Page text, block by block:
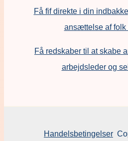
Få fif direkte i din
ansættelse af folk
Få redskaber til at skabe
arbejdsleder og
Handelsbetingelser